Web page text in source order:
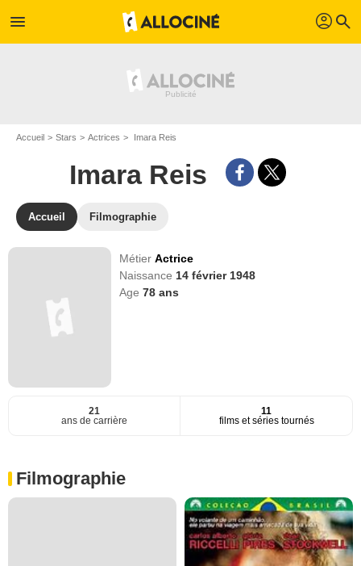
menu profil search
Accueil Stars Actrices Imara Reis
Imara Reis
Accueil Filmographie
MétierActrice
Naissance 14 février 1948
Age78 ans
21
ans de carrière
11
films et séries tournés
Filmographie